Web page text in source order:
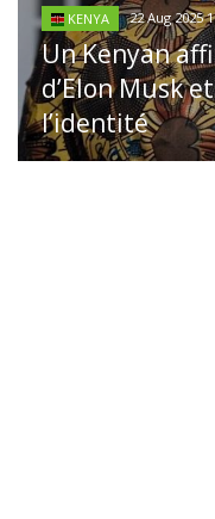
KENYA 22 Aug 2025
Un Kenyan
d’Elon Musk
l’identité